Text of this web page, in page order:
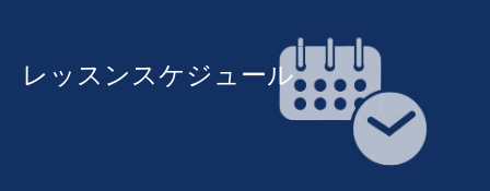
レッスンスケジュール